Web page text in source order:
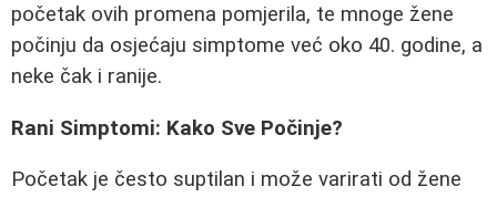
početak ovih promena pomjerila, te mnoge žene
počinju da osjećaju simptome već oko 40. godine, a
neke čak i ranije.
Rani Simptomi: Kako Sve Počinje?
Početak je često suptilan i može varirati od žene